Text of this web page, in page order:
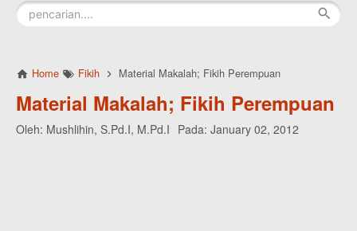
Home Fikih Material Makalah; Fikih Perempuan
Material Makalah; Fikih Perempuan
Oleh: Mushlihin, S.Pd.I, M.Pd.I Pada: January 02, 2012